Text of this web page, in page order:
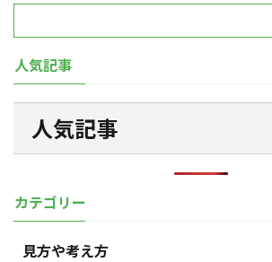
人気記事
人気記事
カテゴリー
見方や考え方